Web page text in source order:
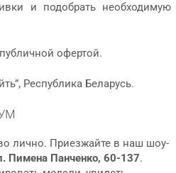
и подобрать необходимую
офертой.
Республика Беларусь.
лично. Приезжайте в наш шоу-
Пимена Панченко, 60-137.